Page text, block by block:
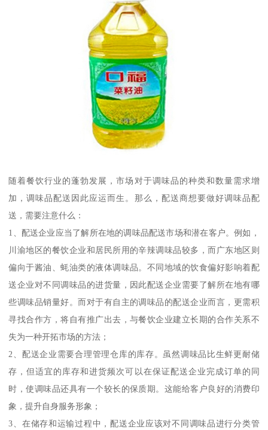
随着餐饮行业的蓬勃发展，市场对于调味品的种类和数量需求增
加，调味品配送因此应运而生。那么，配送商想要做好调味品配
送，需要注意什么：
1、配送企业应当了解所在地的调味品配送市场和潜在客户。例如，
川渝地区的餐饮企业和居民所用的辛辣调味品较多，而广东地区则
偏向于酱油、蚝油类的液体调味品。不同地域的饮食偏好影响着配
送企业对不同调味品的进货量，因此配送企业需要了解所在地有哪
些调味品销量好。而对于有自主的调味品的配送企业而言，更需积
寻找合作方，将自有推广出去，与餐饮企业建立长期的合作关系不
失为一种开拓市场的方法；
2、配送企业需要合理管理仓库的库存。虽然调味品比生鲜更耐储
存，但适宜的库存和进货频次可以在保证配送企业完成订单的同
时，使调味品还具有一个较长的保质期。这能给客户良好的消费印
象，提升自身服务形象；
3、在储存和运输过程中，配送企业应该对不同调味品进行分类管